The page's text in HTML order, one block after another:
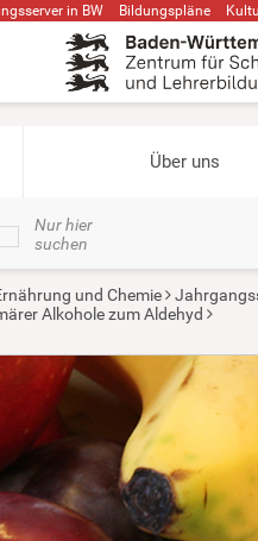
in BW Bildungspläne
Über uns
Nur hier
suchen
und Chemie
Alkohole zum Aldehyd